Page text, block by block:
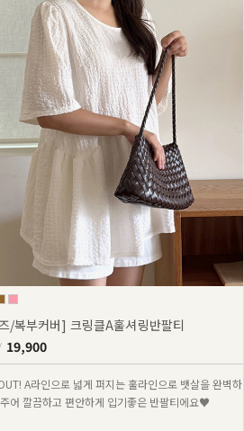
/복부커버] 크링클A훌셔링반팔티
19,900
A라인으로 넓게 퍼지는 훌라인으로 뱃살을 완벽하
어 깔끔하고 편안하게 입기좋은 반팔티에요♥